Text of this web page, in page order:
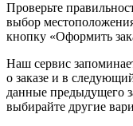
Проверьте
выбор
кнопку «Оформить
Наш сервис
о заказе и в
данные предыдущего
выбирайте другие